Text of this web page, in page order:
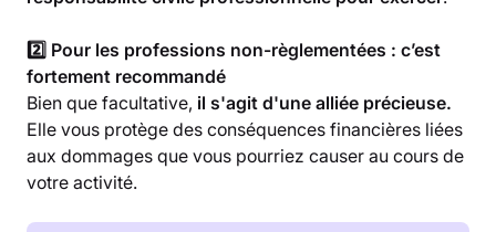
2️⃣ Pour les professions non-règlementées : c’est
fortement recommandé
Bien que facultative, il s'agit d'une alliée précieuse.
Elle vous protège des conséquences financières liées
aux dommages que vous pourriez causer au cours de
votre activité.